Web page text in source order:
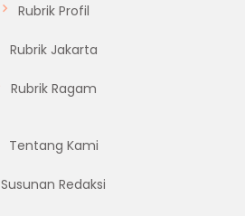
Rubrik Profil
Rubrik Jakarta
Rubrik Ragam
Tentang Kami
Susunan Redaksi